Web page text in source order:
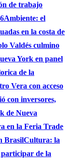
de trabajo
Ambiente: el
en la costa de
Valdés culmino
York en panel
de la
Vera con acceso
con inversores,
de Nueva
en la Feria Trade
BrasilCultura: la
de la